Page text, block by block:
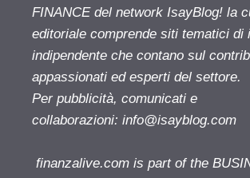
FINANCE del network IsayBlog! la
editoriale comprende siti tematici di
indipendente che contano sul
appassionati ed esperti del settore.
Per pubblicità, comunicati e
collaborazioni: info@isayblog.com
finanzalive.com is part of the